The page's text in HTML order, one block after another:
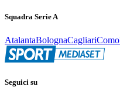
Squadra Serie A
AtalantaBolognaCagliariComo
Seguici su